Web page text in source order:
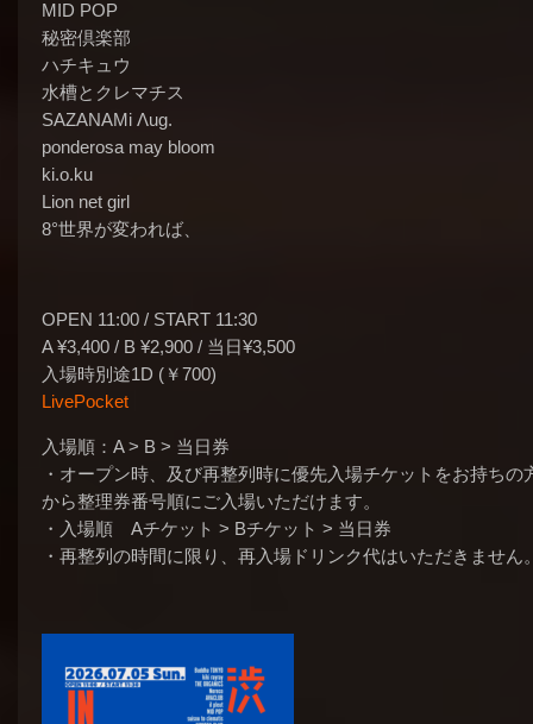
MID POP
秘密倶楽部
ハチキュウ
水槽とクレマチス
SAZANAMi Λug.
ponderosa may bloom
ki.o.ku
Lion net girl
8°世界が変われば、
OPEN 11:00 / START 11:30
A ¥3,400 / B ¥2,900 / 当日¥3,500
入場時別途1D (￥700)
LivePocket
入場順：A > B > 当日券
・オープン時、及び再整列時に優先入場チケットをお持ちの
から整理券番号順にご入場いただけます。
・入場順 Aチケット > Bチケット > 当日券
・再整列の時間に限り、再入場ドリンク代はいただきません